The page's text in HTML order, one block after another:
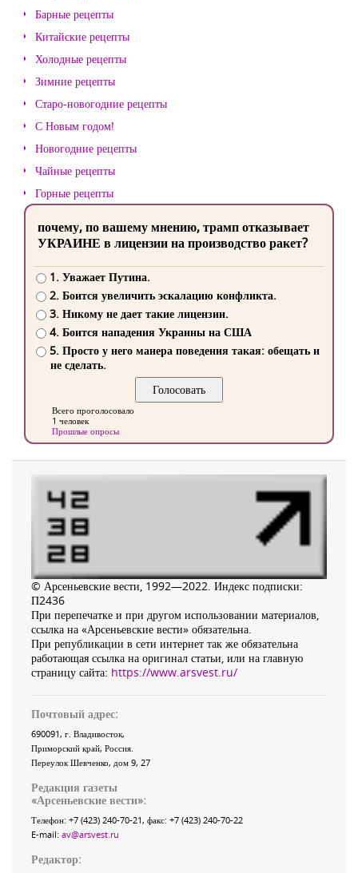
Барные рецепты
Китайские рецепты
Холодные рецепты
Зимние рецепты
Старо-новогодние рецепты
С Новым годом!
Новогодние рецепты
Чайные рецепты
Горные рецепты
почему, по вашему мнению, трамп отказывает
УКРАИНЕ в лицензии на производство ракет?
1. Уважает Путина.
2. Боится увеличить эскалацию конфликта.
3. Никому не дает такие лицензии.
4. Боится нападения Украины на США
5. Просто у него манера поведения такая: обещать и
не сделать.
Всего проголосовало
1 человек
Прошлые опросы
© Арсеньевские вести, 1992—2022. Индекс подписки:
П2436
При перепечатке и при другом использовании материалов,
ссылка на «Арсеньевские вести» обязательна.
При републикации в сети интернет так же обязательна
работающая ссылка на оригинал статьи, или на главную
страницу сайта: https://www.arsvest.ru/
Почтовый адрес:
690091, г. Владивосток,
Приморский край, Россия
Переулок Шевченко, дом 9, 27
Редакция газеты
«Арсеньевские вести»:
Телефон: +7 (423) 240-70-21, факс: +7 (423) 240-70-22
E-mail: av@arsvest.ru
Редактор: